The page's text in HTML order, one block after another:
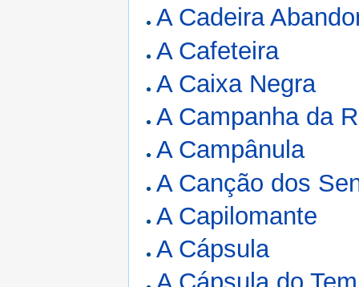
A Cadeira
A Cafeteira
A Caixa Negra
A Campanha da
A Campânula
A Canção dos
A Capilomante
A Cápsula